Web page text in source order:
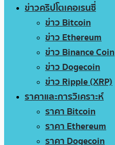
ข่าวคริปโตเคอเรนซี่
ข่าว Bitcoin
ข่าว Ethereum
ข่าว Binance Coin
ข่าว Dogecoin
ข่าว Ripple (XRP)
ราคาและการวิเคราะห์
ราคา Bitcoin
ราคา Ethereum
ราคา Dogecoin